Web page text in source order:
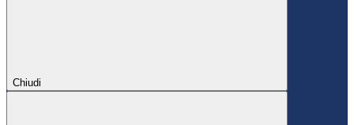
Chiudi